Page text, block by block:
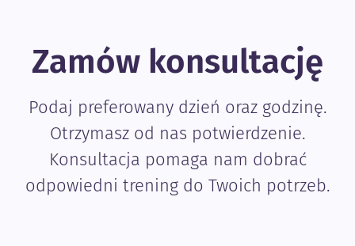
Zamów konsultację
Podaj preferowany dzień oraz godzinę.
Otrzymasz od nas potwierdzenie.
Konsultacja pomaga nam dobrać
odpowiedni trening do Twoich potrzeb.